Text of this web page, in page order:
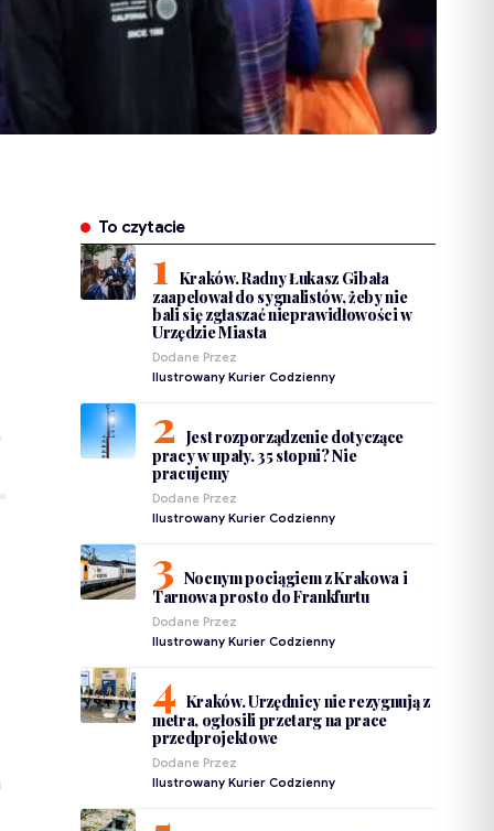
To czytacie
Kraków. Radny Łukasz Gibała
zaapelował do sygnalistów, żeby nie
bali się zgłaszać nieprawidłowości w
Urzędzie Miasta
Dodane Przez
Ilustrowany Kurier Codzienny
Jest rozporządzenie dotyczące
pracy w upały. 35 stopni? Nie
pracujemy
Dodane Przez
Ilustrowany Kurier Codzienny
Nocnym pociągiem z Krakowa i
Tarnowa prosto do Frankfurtu
Dodane Przez
Ilustrowany Kurier Codzienny
Kraków. Urzędnicy nie rezygnują z
metra, ogłosili przetarg na prace
przedprojektowe
Dodane Przez
Ilustrowany Kurier Codzienny